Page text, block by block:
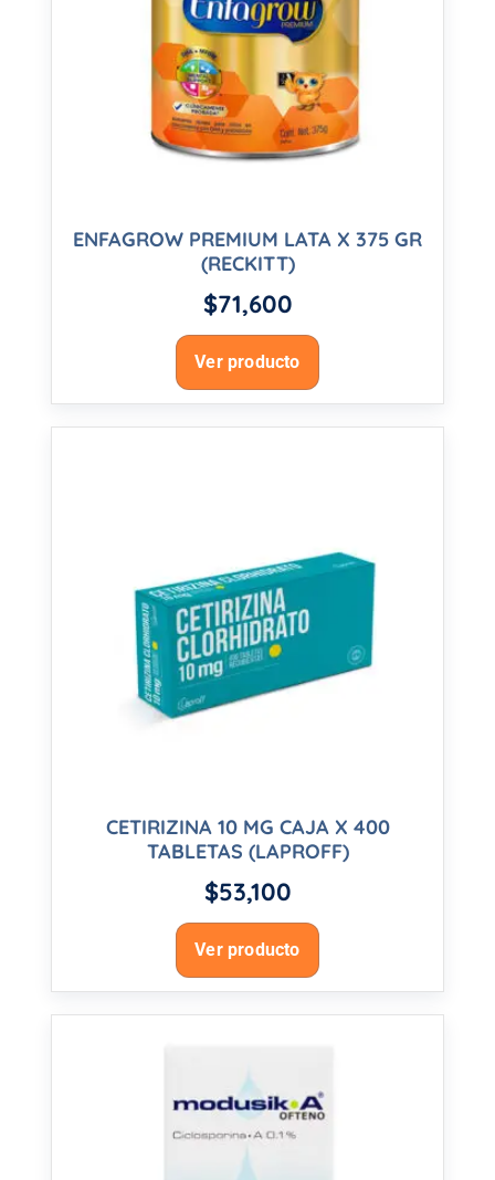
ENFAGROW PREMIUM LATA X 375 GR
(RECKITT)
$71,600
Ver producto
CETIRIZINA 10 MG CAJA X 400
TABLETAS (LAPROFF)
$53,100
Ver producto